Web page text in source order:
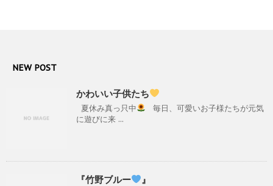
NEW POST
かわいい子供たち
夏休み真っ只中
毎日、可愛いお子様たちが元気
に遊びに来 ...
『竹野ブルー 』